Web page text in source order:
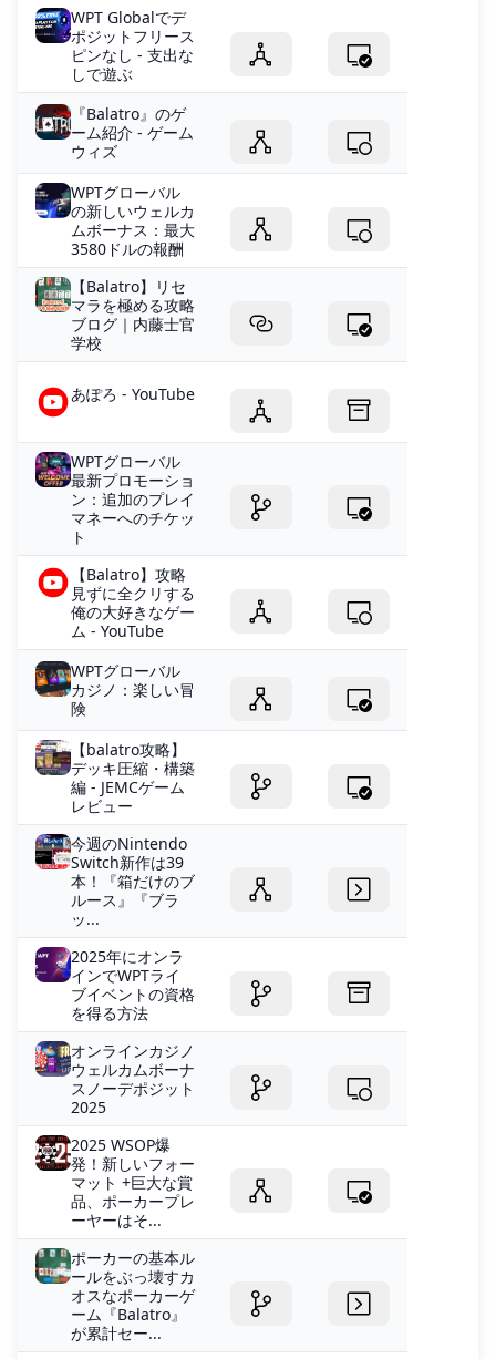
WPT Globalでデ
ポジットフリース
ピンなし - 支出な
しで遊ぶ
『Balatro』のゲ
ーム紹介 - ゲーム
ウィズ
WPTグローバル
の新しいウェルカ
ムボーナス：最大
3580ドルの報酬
【Balatro】リセ
マラを極める攻略
ブログ｜内藤士官
学校
あぽろ - YouTube
WPTグローバル
最新プロモーショ
ン：追加のプレイ
マネーへのチケッ
ト
【Balatro】攻略
見ずに全クリする
俺の大好きなゲー
ム - YouTube
WPTグローバル
カジノ：楽しい冒
険
【balatro攻略】
デッキ圧縮・構築
編 - JEMCゲーム
レビュー
今週のNintendo
Switch新作は39
本！『箱だけのブ
ルース』『ブラ
ッ...
2025年にオンラ
インでWPTライ
ブイベントの資格
を得る方法
オンラインカジノ
ウェルカムボーナ
スノーデポジ​​ット
2025
2025 WSOP爆
発！新しいフォー
マット +巨大な賞
品、ポーカープレ
ーヤーはそ...
ポーカーの基本ル
ールをぶっ壊すカ
オスなポーカーゲ
ーム『Balatro』
が累計セー...